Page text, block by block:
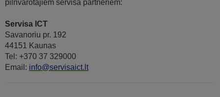
pilnvarotajiem servisa partneriem:
Servisa ICT
Savanoriu pr. 192
44151 Kaunas
Tel: +370 37 329000
Email: info@servisaict.lt